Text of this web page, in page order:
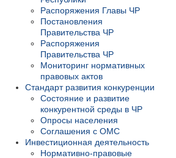
Распоряжения Главы ЧР
Постановления
Правительства ЧР
Распоряжения
Правительства ЧР
Мониторинг нормативных
правовых актов
Стандарт развития конкуренции
Состояние и развитие
конкурентной среды в ЧР
Опросы населения
Соглашения с ОМС
Инвестиционная деятельность
Нормативно-правовые